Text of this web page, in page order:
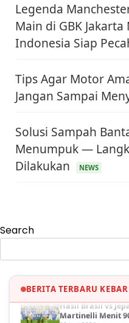
Legenda
Main di GBK
Indonesia Siap
Tips Agar Motor
Jangan Sampai
Solusi Sampah
Menumpuk —
Dilakukan
NEWS
Search
BERITA TERBARU
Sinopsis Film
OLAH RAGA
Martinelli Menit
30 Juni 2026